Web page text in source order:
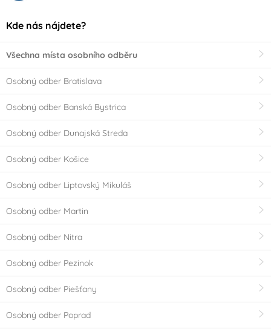
Kde nás nájdete?
Všechna místa osobního odběru
Osobný odber Bratislava
Osobný odber Banská Bystrica
Osobný odber Dunajská Streda
Osobný odber Košice
Osobný odber Liptovský Mikuláš
Osobný odber Martin
Osobný odber Nitra
Osobný odber Pezinok
Osobný odber Piešťany
Osobný odber Poprad